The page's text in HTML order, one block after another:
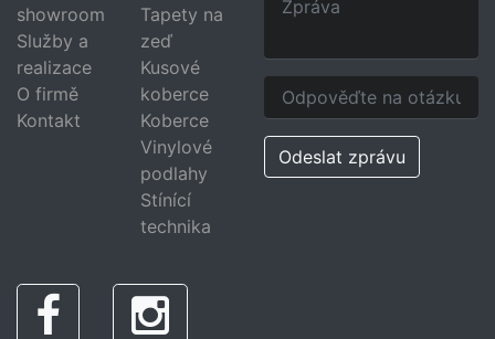
showroom
Služby a
realizace
O firmě
Kontakt
Tapety na
zeď
Kusové
koberce
Koberce
Vinylové
podlahy
Stínící
technika
Odeslat zprávu